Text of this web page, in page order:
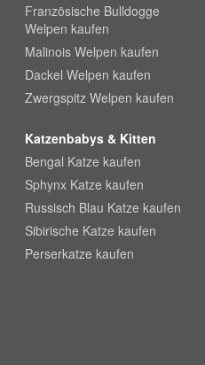
Französische Bulldogge
Welpen kaufen
Malinois Welpen kaufen
Dackel Welpen kaufen
Zwergspitz Welpen kaufen
Katzenbabys & Kitten
Bengal Katze kaufen
Sphynx Katze kaufen
Russisch Blau Katze kaufen
Sibirische Katze kaufen
Perserkatze kaufen